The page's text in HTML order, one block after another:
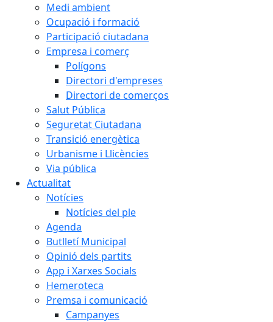
Medi ambient
Ocupació i formació
Participació ciutadana
Empresa i comerç
Polígons
Directori d'empreses
Directori de comerços
Salut Pública
Seguretat Ciutadana
Transició energètica
Urbanisme i Llicències
Via pública
Actualitat
Notícies
Notícies del ple
Agenda
Butlletí Municipal
Opinió dels partits
App i Xarxes Socials
Hemeroteca
Premsa i comunicació
Campanyes